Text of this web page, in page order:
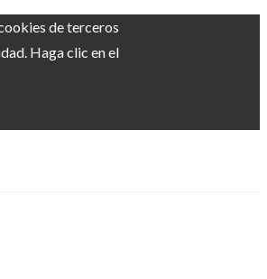
de terceros
Haga clic en el